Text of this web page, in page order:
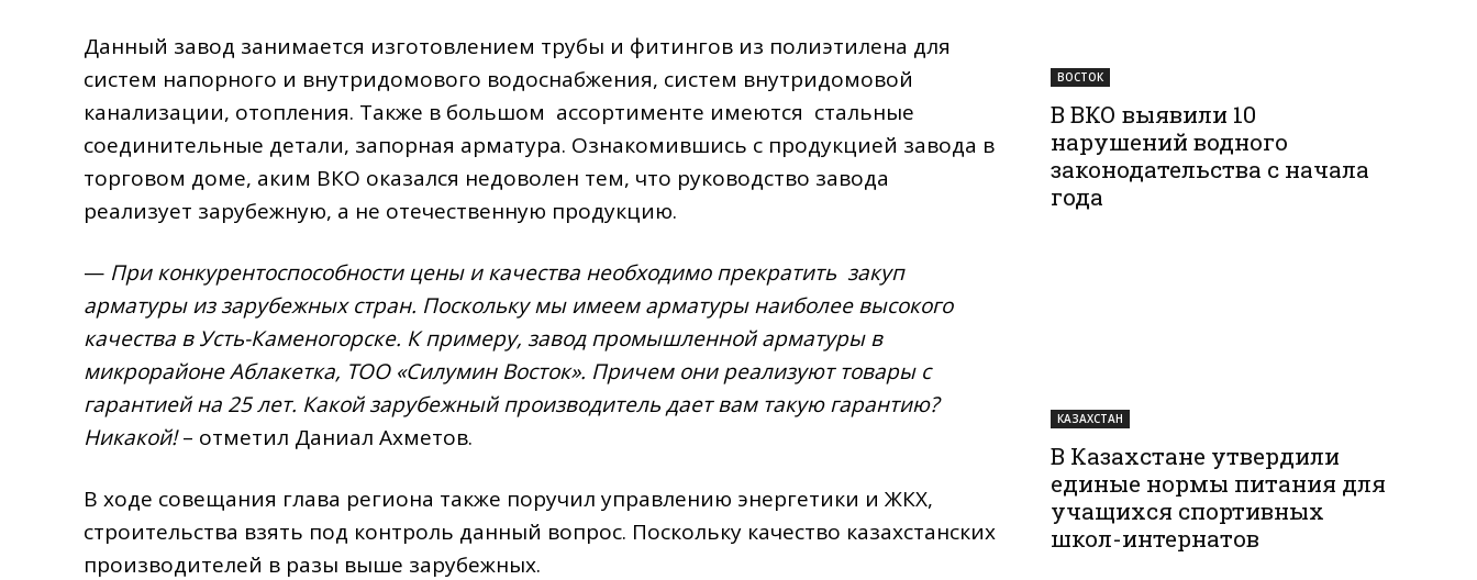
Данный завод занимается изготовлением трубы и фитингов из полиэтилена для
систем напорного и внутридомового водоснабжения, систем внутридомовой
канализации, отопления. Также в большом ассортименте имеются стальные
соединительные детали, запорная арматура. Ознакомившись с продукцией завода в
торговом доме, аким ВКО оказался недоволен тем, что руководство завода
реализует зарубежную, а не отечественную продукцию.
— При конкурентоспособности цены и качества необходимо прекратить закуп
арматуры из зарубежных стран. Поскольку мы имеем арматуры наиболее высокого
качества в Усть-Каменогорске. К примеру, завод промышленной арматуры в
микрорайоне Аблакетка, ТОО «Силумин Восток». Причем они реализуют товары с
гарантией на 25 лет. Какой зарубежный производитель дает вам такую гарантию?
Никакой!– отметил Даниал Ахметов.
В ходе совещания глава региона также поручил управлению энергетики и ЖКХ,
строительства взять под контроль данный вопрос. Поскольку качество казахстанских
производителей в разы выше зарубежных.
ВОСТОК
В ВКО выявили 10
нарушений водного
законодательства с начала
года
КАЗАХСТАН
В Казахстане утвердили
единые нормы питания для
учащихся спортивных
школ-интернатов